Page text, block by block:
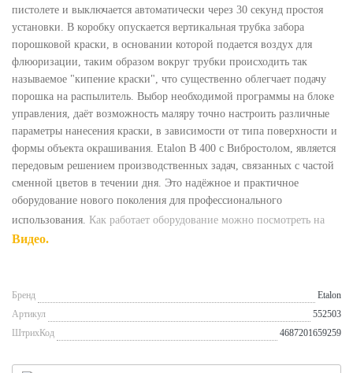
пистолете и выключается автоматически через 30 секунд простоя
установки. В коробку опускается вертикальная трубка забора
порошковой краски, в основании которой подается воздух для
флюоризации, таким образом вокруг трубки происходить так
называемое "кипение краски", что существенно облегчает подачу
порошка на распылитель. Выбор необходимой программы на блоке
управления, даёт возможность маляру точно настроить различные
параметры нанесения краски, в зависимости от типа поверхности и
формы объекта окрашивания. Etalon B 400 с Вибростолом, является
передовым решением производственных задач, связанных с частой
сменной цветов в течении дня. Это надёжное и практичное
оборудование нового поколения для профессионального
использования. Как работает оборудование можно посмотреть на
Видео.
Бренд
Etalon
Артикул
552503
ШтрихКод
4687201659259